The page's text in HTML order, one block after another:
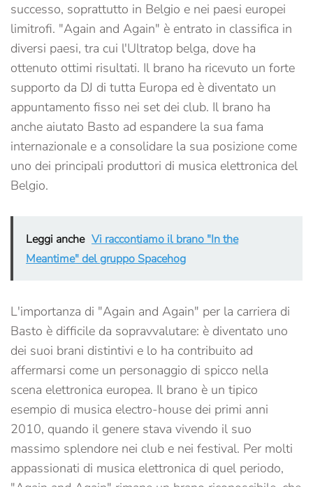
successo, soprattutto in Belgio e nei paesi europei
limitrofi. "Again and Again" è entrato in classifica in
diversi paesi, tra cui l'Ultratop belga, dove ha
ottenuto ottimi risultati. Il brano ha ricevuto un forte
supporto da DJ di tutta Europa ed è diventato un
appuntamento fisso nei set dei club. Il brano ha
anche aiutato Basto ad espandere la sua fama
internazionale e a consolidare la sua posizione come
uno dei principali produttori di musica elettronica del
Belgio.
Leggi anche Vi raccontiamo il brano "In the
Meantime" del gruppo Spacehog
L'importanza di "Again and Again" per la carriera di
Basto è difficile da sopravvalutare: è diventato uno
dei suoi brani distintivi e lo ha contribuito ad
affermarsi come un personaggio di spicco nella
scena elettronica europea. Il brano è un tipico
esempio di musica electro-house dei primi anni
2010, quando il genere stava vivendo il suo
massimo splendore nei club e nei festival. Per molti
appassionati di musica elettronica di quel periodo,